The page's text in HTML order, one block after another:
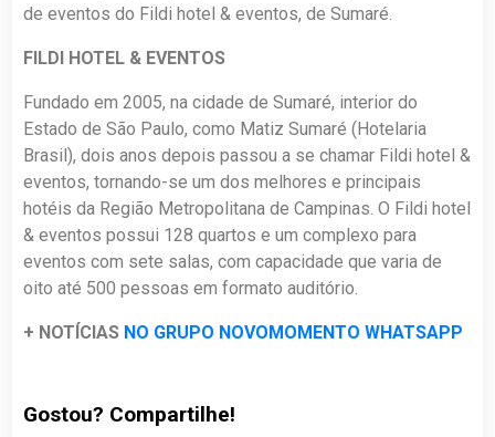
de eventos do Fildi hotel & eventos, de Sumaré.
FILDI HOTEL & EVENTOS
Fundado em 2005, na cidade de Sumaré, interior do
Estado de São Paulo, como Matiz Sumaré (Hotelaria
Brasil), dois anos depois passou a se chamar Fildi hotel &
eventos, tornando-se um dos melhores e principais
hotéis da Região Metropolitana de Campinas. O Fildi hotel
& eventos possui 128 quartos e um complexo para
eventos com sete salas, com capacidade que varia de
oito até 500 pessoas em formato auditório.
+ NOTÍCIAS NO GRUPO NOVOMOMENTO WHATSAPP
Gostou? Compartilhe!